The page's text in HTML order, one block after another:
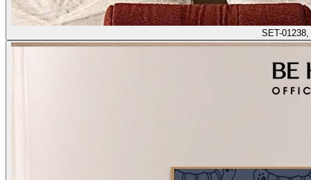
SET-